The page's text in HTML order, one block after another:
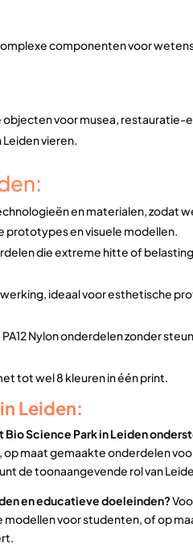
componenten voor
voor musea,
vieren.
en materialen, zodat
prototypes en visuele modellen.
die extreme hitte of
ideaal voor esthetische
Nylon onderdelen zonder
tot wel 8 kleuren in één print.
Leiden:
Science Park in Leiden
maat gemaakte onderdelen
de toonaangevende rol van
en educatieve doeleinden?
voor studenten, of op